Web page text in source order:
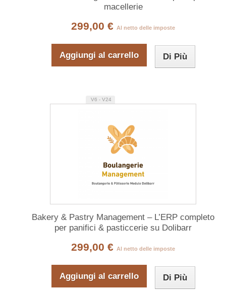
macellerie
299,00 € Al netto delle imposte
Aggiungi al carrello Di Più
V6 - V24
Bakery & Pastry Management – L’ERP completo
per panifici & pasticcerie su Dolibarr
299,00 € Al netto delle imposte
Aggiungi al carrello Di Più